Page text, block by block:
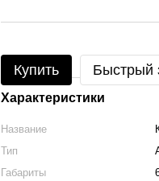
Купить Быстрый
Характеристики
Название
Тип
Габариты